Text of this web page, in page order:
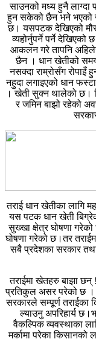
साउनको मध्य हुनै
हुन सकेको छैन भने भएको
छ। यसपटक देखिएको
व्यहोर्नुपर्ने पर्ने
आकलन गरे तापनि
छैन । धान खेतीको समय
नसक्दा राम्रोसँग रोपाइँ
नहुदा लगाइएको धान
। खेती सुक्न थालेको छ।
र जमिन बाझो रहेको
तराई धान खेतीका लागि
यस पटक धान खेती
सुख्खा क्षेत्र घोषणा
घोषणा गरेको छ।तर
सबै प्रदेशका सरकार
तराईमा खेतहरु बाझा
प्रतिकुल असर परेको छ ।
सरकारले सम्पूर्ण तराईका
ल्याउनु अपरिहार्य
वैकल्पिक व्यवस्थाका
मर्कामा परेका